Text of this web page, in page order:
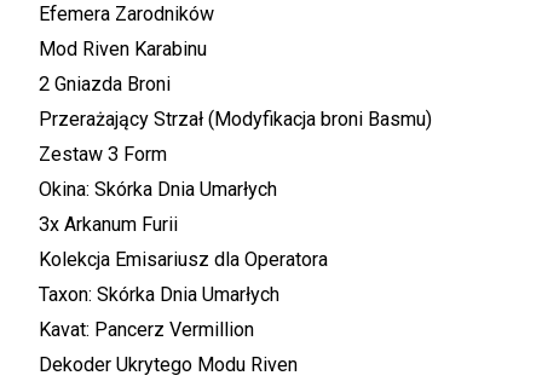
Efemera Zarodników
Mod Riven Karabinu
2 Gniazda Broni
Przerażający Strzał (Modyfikacja broni Basmu)
Zestaw 3 Form
Okina: Skórka Dnia Umarłych
3x Arkanum Furii
Kolekcja Emisariusz dla Operatora
Taxon: Skórka Dnia Umarłych
Kavat: Pancerz Vermillion
Dekoder Ukrytego Modu Riven